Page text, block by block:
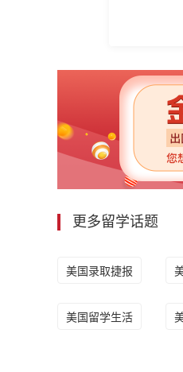
更多留学话题
美国录取捷报
美国留学生活